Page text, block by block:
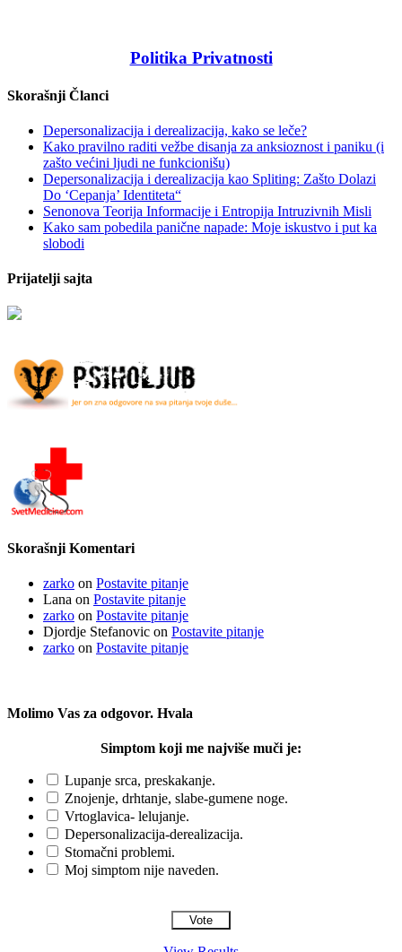
Politika Privatnosti
Skorašnji Članci
Depersonalizacija i derealizacija, kako se leče?
Kako pravilno raditi vežbe disanja za anksioznost i paniku (i
zašto većini ljudi ne funkcionišu)
Depersonalizacija i derealizacija kao Spliting: Zašto Dolazi
Do ‘Cepanja’ Identiteta“
Senonova Teorija Informacije i Entropija Intruzivnih Misli
Kako sam pobedila panične napade: Moje iskustvo i put ka
slobodi
Prijatelji sajta
Skorašnji Komentari
zarko on Postavite pitanje
Lana on Postavite pitanje
zarko on Postavite pitanje
Djordje Stefanovic on Postavite pitanje
zarko on Postavite pitanje
Molimo Vas za odgovor. Hvala
Simptom koji me najviše muči je:
Lupanje srca, preskakanje.
Znojenje, drhtanje, slabe-gumene noge.
Vrtoglavica- lelujanje.
Depersonalizacija-derealizacija.
Stomačni problemi.
Moj simptom nije naveden.